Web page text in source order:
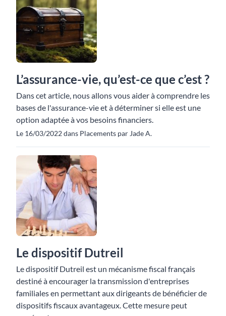
L’assurance-vie, qu’est-ce que c’est ?
Dans cet article, nous allons vous aider à comprendre les
bases de l'assurance-vie et à déterminer si elle est une
option adaptée à vos besoins financiers.
Le 16/03/2022 dans Placements par Jade A.
Le dispositif Dutreil
Le dispositif Dutreil est un mécanisme fiscal français
destiné à encourager la transmission d'entreprises
familiales en permettant aux dirigeants de bénéficier de
dispositifs fiscaux avantageux. Cette mesure peut